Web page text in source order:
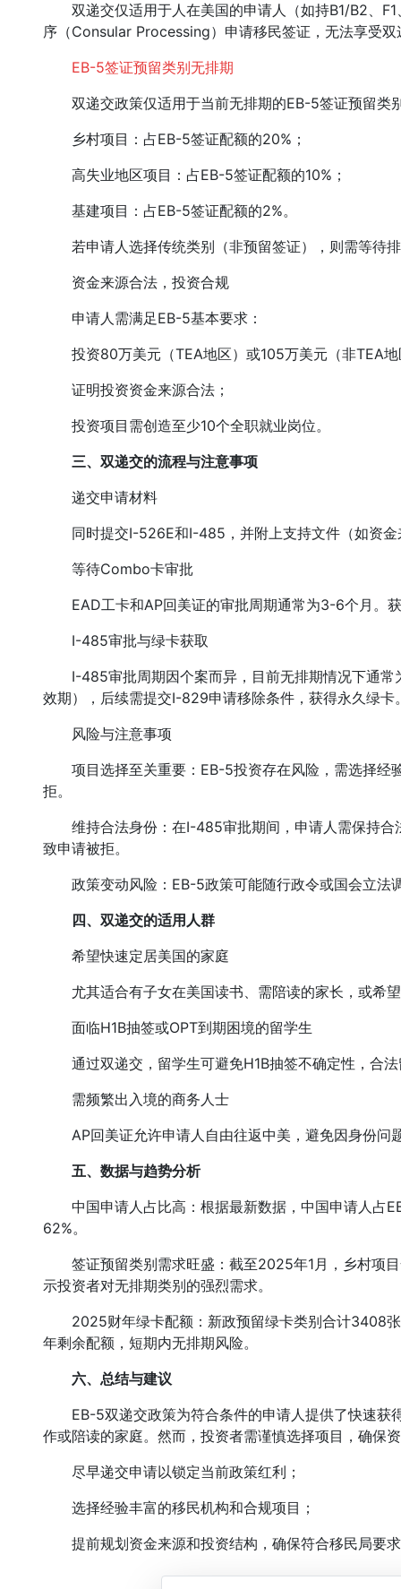
双递交仅适用于人在美国的申请人（如持B1/B2、F1
序（Consular Processing）申请移民签证，无法享受双
EB-5签证预留类别无排期
双递交政策仅适用于当前无排期的EB-5签证预留类
乡村项目：占EB-5签证配额的20%；
高失业地区项目：占EB-5签证配额的10%；
基建项目：占EB-5签证配额的2%。
若申请人选择传统类别（非预留签证），则需等待
资金来源合法，投资合规
申请人需满足EB-5基本要求：
投资80万美元（TEA地区）或105万美元（非TEA地
证明投资资金来源合法；
投资项目需创造至少10个全职就业岗位。
三、双递交的流程与注意事项
递交申请材料
同时提交I-526E和I-485，并附上支持文件（如资金
等待Combo卡审批
EAD工卡和AP回美证的审批周期通常为3-6个月。
I-485审批与绿卡获取
I-485审批周期因个案而异，目前无排期情况下通常
效期），后续需提交I-829申请移除条件，获得永久绿卡
风险与注意事项
项目选择至关重要：EB-5投资存在风险，需选择经
拒。
维持合法身份：在I-485审批期间，申请人需保持合
致申请被拒。
政策变动风险：EB-5政策可能随行政令或国会立法
四、双递交的适用人群
希望快速定居美国的家庭
尤其适合有子女在美国读书、需陪读的家长，或希
面临H1B抽签或OPT到期困境的留学生
通过双递交，留学生可避免H1B抽签不确定性，合法
需频繁出入境的商务人士
AP回美证允许申请人自由往返中美，避免因身份问
五、数据与趋势分析
中国申请人占比高：根据最新数据，中国申请人占
62%。
签证预留类别需求旺盛：截至2025年1月，乡村项
示投资者对无排期类别的强烈需求。
2025财年绿卡配额：新政预留绿卡类别合计3408
年剩余配额，短期内无排期风险。
六、总结与建议
EB-5双递交政策为符合条件的申请人提供了快速获
作或陪读的家庭。然而，投资者需谨慎选择项目，确保
尽早递交申请以锁定当前政策红利；
选择经验丰富的移民机构和合规项目；
提前规划资金来源和投资结构，确保符合移民局要